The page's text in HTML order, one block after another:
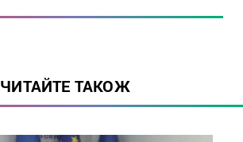
ЧИТАЙТЕ ТАКОЖ